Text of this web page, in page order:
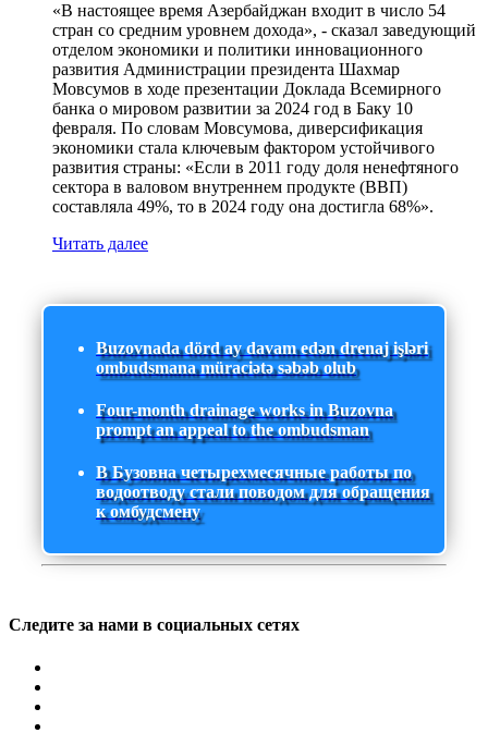
«В настоящее время Азербайджан входит в число 54
стран со средним уровнем дохода», - сказал заведующий
отделом экономики и политики инновационного
развития Администрации президента Шахмар
Мовсумов в ходе презентации Доклада Всемирного
банка о мировом развитии за 2024 год в Баку 10
февраля. По словам Мовсумова, диверсификация
экономики стала ключевым фактором устойчивого
развития страны: «Если в 2011 году доля ненефтяного
сектора в валовом внутреннем продукте (ВВП)
составляла 49%, то в 2024 году она достигла 68%».
Читать далее
Buzovnada dörd ay davam edən drenaj işləri
ombudsmana müraciətə səbəb olub
Four-month drainage works in Buzovna
prompt an appeal to the ombudsman
В Бузовна четырехмесячные работы по
водоотводу стали поводом для обращения
к омбудсмену
Следите за нами в социальных сетях